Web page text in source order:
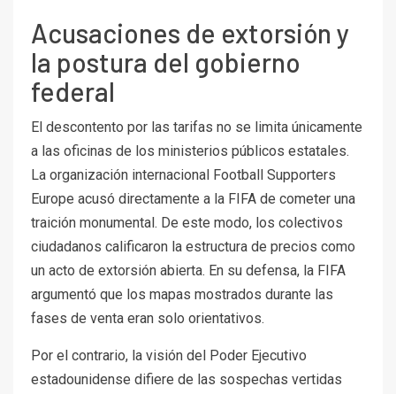
Acusaciones de extorsión y
la postura del gobierno
federal
El descontento por las tarifas no se limita únicamente
a las oficinas de los ministerios públicos estatales.
La organización internacional Football Supporters
Europe acusó directamente a la FIFA de cometer una
traición monumental. De este modo, los colectivos
ciudadanos calificaron la estructura de precios como
un acto de extorsión abierta. En su defensa, la FIFA
argumentó que los mapas mostrados durante las
fases de venta eran solo orientativos.
Por el contrario, la visión del Poder Ejecutivo
estadounidense difiere de las sospechas vertidas